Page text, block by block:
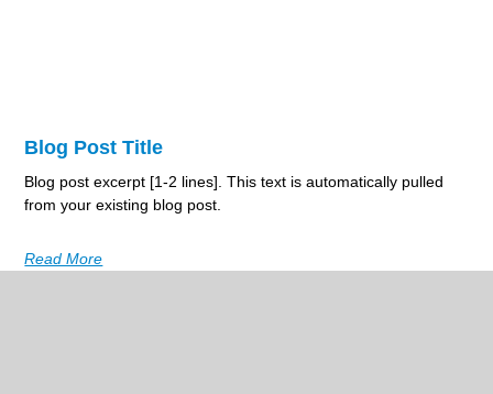
Blog Post Title
Blog post excerpt [1-2 lines]. This text is automatically pulled
from your existing blog post.
Read More